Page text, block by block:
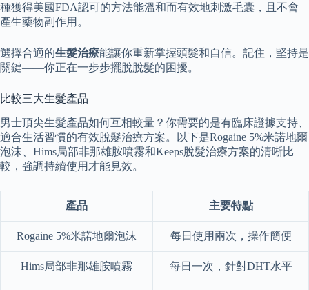
種獲得美國FDA認可的方法能溫和而有效地刺激毛囊，且不會
產生藥物副作用。
選擇合適的生髮治療能讓你重新掌握頭髮和自信。記住，堅持是
關鍵——你正在一步步擺脫脫髮的困擾。
比較三大生髮產品
男士頂尖生髮產品如何互相較量？你需要的是有臨床證據支持、
適合生活習慣的有效脫髮治療方案。以下是Rogaine 5%米諾地爾
泡沫、Hims局部非那雄胺噴霧和Keeps脫髮治療方案的清晰比
較，強調持續使用才能見效。
產品 主要特點
Rogaine 5%米諾地爾泡沫 每日使用兩次，操作簡便
Hims局部非那雄胺噴霧 每日一次，針對DHT水平